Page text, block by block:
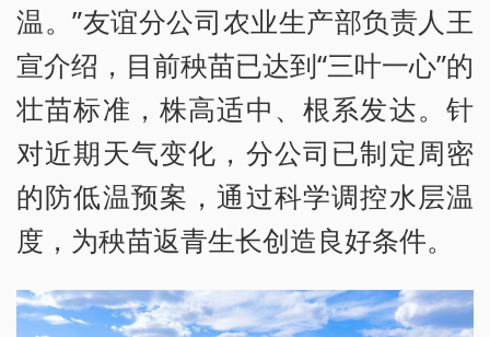
温。”友谊分公司农业生产部负责人王
宣介绍，目前秧苗已达到“三叶一心”的
壮苗标准，株高适中、根系发达。针
对近期天气变化，分公司已制定周密
的防低温预案，通过科学调控水层温
度，为秧苗返青生长创造良好条件。